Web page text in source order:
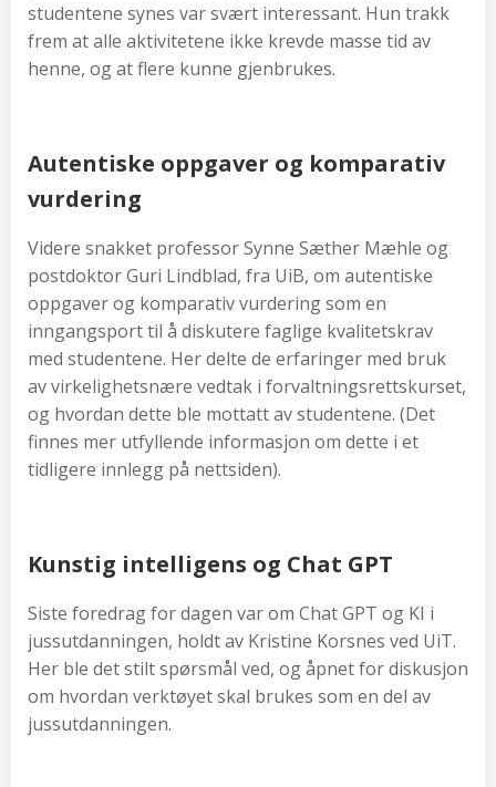
studentene synes var svært interessant. Hun trakk
frem at alle aktivitetene ikke krevde masse tid av
henne, og at flere kunne gjenbrukes.
Autentiske oppgaver og komparativ
vurdering
Videre snakket professor Synne Sæther Mæhle og
postdoktor Guri Lindblad, fra UiB, om autentiske
oppgaver og komparativ vurdering som en
inngangsport til å diskutere faglige kvalitetskrav
med studentene. Her delte de erfaringer med bruk
av virkelighetsnære vedtak i forvaltningsrettskurset,
og hvordan dette ble mottatt av studentene. (Det
finnes mer utfyllende informasjon om dette i et
tidligere innlegg på nettsiden).
Kunstig intelligens og Chat GPT
Siste foredrag for dagen var om Chat GPT og KI i
jussutdanningen, holdt av Kristine Korsnes ved UiT.
Her ble det stilt spørsmål ved, og åpnet for diskusjon
om hvordan verktøyet skal brukes som en del av
jussutdanningen.